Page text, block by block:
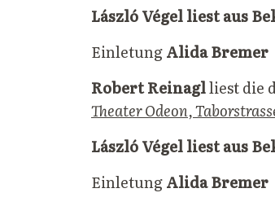
László Végel liest aus
EinletungAlida Bremer
Robert Reinaglliest die
Theater Odeon,
László Végel liest aus
EinletungAlida Bremer